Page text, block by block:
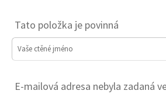
Tato položka je povinná
Vaše ctěné jméno
E-mailová adresa nebyla zadaná